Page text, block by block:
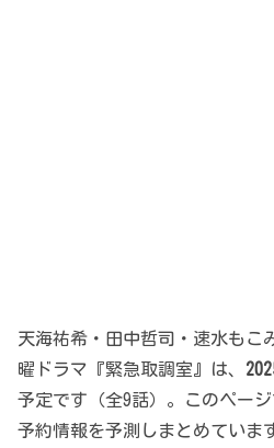
天海祐希・田中哲司・速水もこ
曜ドラマ『緊急取調室』は、
予定です（全9話）。このペー
予約情報を予測しまとめていま